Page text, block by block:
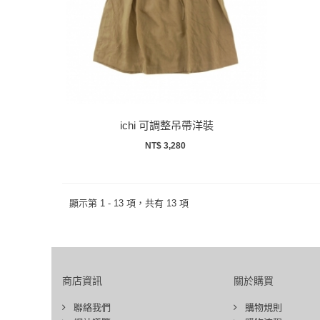
ichi 可調整吊帶洋裝
NT$ 3,280
顯示第 1 - 13 項，共有 13 項
商店資訊
聯絡我們
關於購買
購物規則